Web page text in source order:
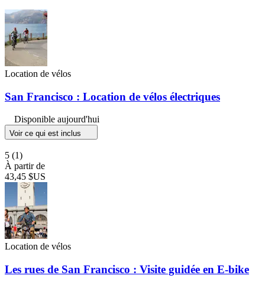
Location de vélos
San Francisco : Location de vélos électriques
Disponible aujourd'hui
Voir ce qui est inclus
5 (1)
À partir de
43,45 $US
Location de vélos
Les rues de San Francisco : Visite guidée en E-bike